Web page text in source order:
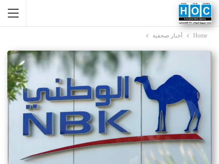
Home أخبار صحفية